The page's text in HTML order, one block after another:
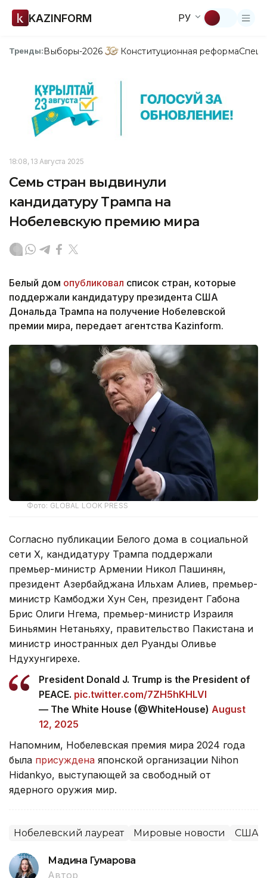
KAZINFORM РУ
Тренды:Выборы-2026 Конституционная реформа
18:08, 13 Августа 2025
Семь стран выдвинули
кандидатуру Трампа на
Нобелевскую премию мира
Белый дом опубликовал список стран, которые
поддержали кандидатуру президента США
Дональда Трампа на получение Нобелевской
премии мира, передает агентства Kazinform.
Фото: GLOBAL LOOK PRESS
Согласно публикации Белого дома в социальной
сети X, кандидатуру Трампа поддержали
премьер-министр Армении Никол Пашинян,
президент Азербайджана Ильхам Алиев, премьер-
министр Камбоджи Хун Сен, президент Габона
Брис Олиги Нгема, премьер-министр Израиля
Биньямин Нетаньяху, правительство Пакистана и
министр иностранных дел Руанды Оливье
Ндухунгирехе.
President Donald J. Trump is the President of
PEACE. pic.twitter.com/7ZH5hKHLVI
— The White House (@WhiteHouse) August
12, 2025
Напомним, Нобелевская премия мира 2024 года
была присуждена японской организации Nihon
Hidankyo, выступающей за свободный от
ядерного оружия мир.
Нобелевский лауреат Мировые новости США
Мадина Гумарова
Автор